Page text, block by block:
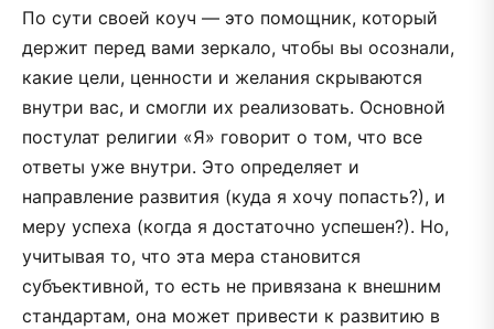
По сути своей коуч — это помощник, который
держит перед вами зеркало, чтобы вы осознали,
какие цели, ценности и желания скрываются
внутри вас, и смогли их реализовать. Основной
постулат религии «Я» говорит о том, что все
ответы уже внутри. Это определяет и
направление развития (куда я хочу попасть?), и
меру успеха (когда я достаточно успешен?). Но,
учитывая то, что эта мера становится
субъективной, то есть не привязана к внешним
стандартам, она может привести к развитию в